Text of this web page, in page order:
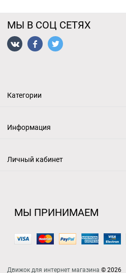
МЫ В СОЦ СЕТЯХ
Категории
Информация
Личный кабинет
МЫ ПРИНИМАЕМ
Движок для интернет магазина © 2026